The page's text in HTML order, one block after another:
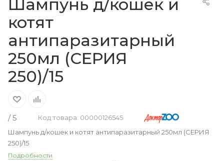
Шампунь д/кошек и
котят
антипаразитарный
250мл (СЕРИЯ
250)/15
/ 5
Код товара: 00000126545
Шампунь д/кошек и котят антипаразитарный 250мл (СЕРИЯ
250)/15
Подробности